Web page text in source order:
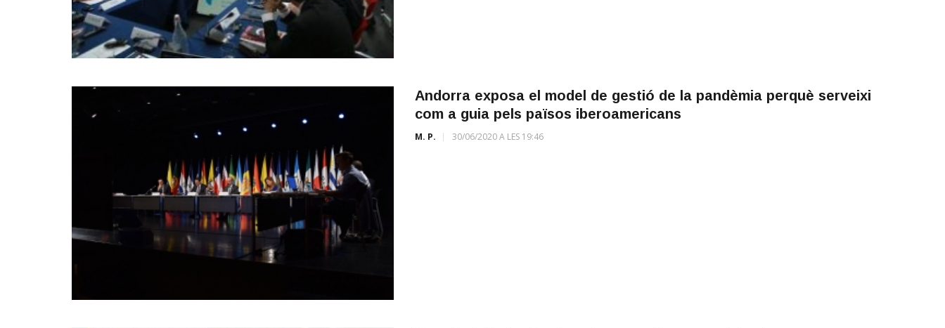
Andorra exposa el model de gestió de la pandèmia perquè serveixi
com a guia pels països iberoamericans
M. P. 30/06/2020 A LES 19:46